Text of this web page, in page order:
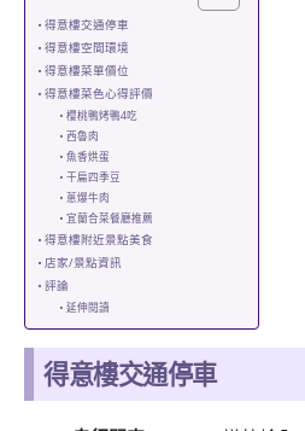
得意樓交通停車
得意樓空間環境
得意樓菜單價位
得意樓菜色心得評價
櫻桃鴨烤鴨4吃
西魯肉
魚香烘蛋
干扁四季豆
蔥爆牛肉
宜蘭合菜餐廳推薦
得意樓附近景點美食
店家/景點資訊
評論
延伸閱讀
得意樓交通停車